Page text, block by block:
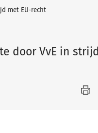
met EU-recht
door VvE in strijd